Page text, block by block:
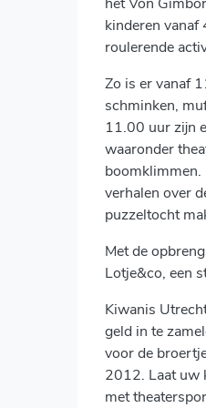
kinderen vanaf
roulerende
Zo is er vanaf
schminken,
11.00 uur zijn
waaronder
boomklimmen.
verhalen over
puzzeltocht
Met de
Lotje&co, een
Kiwanis
geld in te
voor de
2012. Laat uw
met